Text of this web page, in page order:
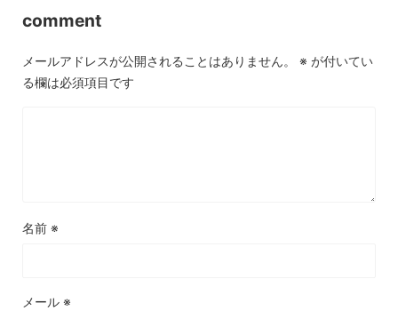
comment
メールアドレスが公開されることはありません。 ※ が付いてい
る欄は必須項目です
名前 ※
メール ※